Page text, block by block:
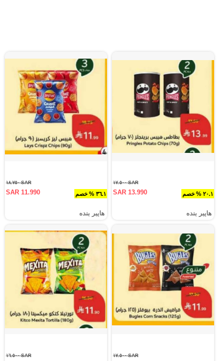
٢٠.١ % خصم
SAR ١٧.٥٠٠
SAR 13.990
هايبر بنده
٣٦.١ % خصم
SAR ١٨.٧٥٠
SAR 11.990
هايبر بنده
SAR ١٧.٥٠٠ SAR ١٦.٥٠٠